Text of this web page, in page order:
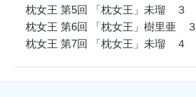
枕女王 第5回 「枕女王」未瑠 ３
枕女王 第6回 「枕女王」樹里亜 ３
枕女王 第7回 「枕女王」未瑠 ４